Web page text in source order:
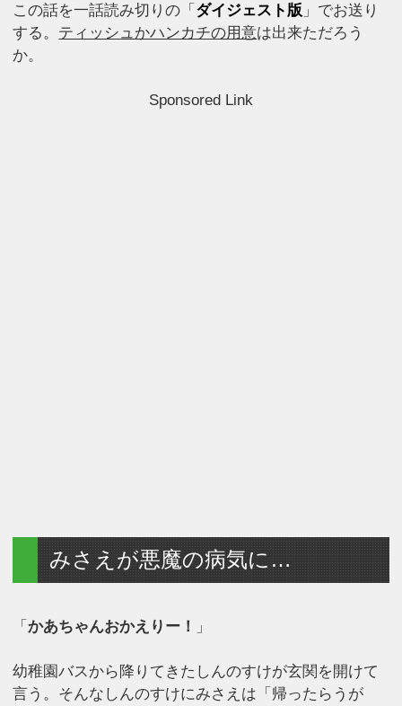
この話を一話読み切りの「 ダイジェスト版 」でお送り
する。 ティッシュかハンカチの用意は出来ただろう
か。
Sponsored Link
みさえが悪魔の病気に…
「かあちゃんおかえりー！ 」
幼稚園バスから降りてきたしんのすけが玄関を開けて
言う。そんなしんのすけにみさえは「帰ったらうが